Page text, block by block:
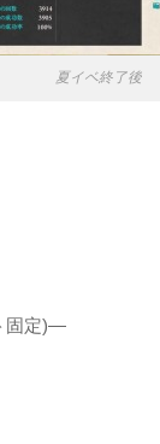
夏イベ終了後
固定)—